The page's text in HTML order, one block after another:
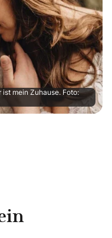
ist mein Zuhause. Foto: